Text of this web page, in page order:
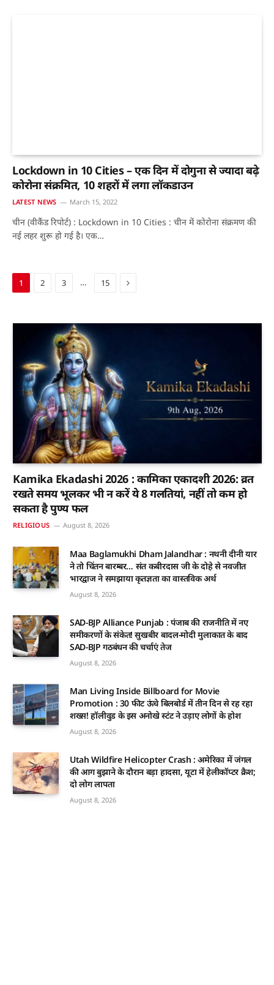
Lockdown in 10 Cities – एक दिन में दोगुना से ज्यादा बढ़े
कोरोना संक्रमित, 10 शहरों में लगा लॉकडाउन
LATEST NEWS March 15, 2022
चीन (वीकैंड रिपोर्ट) : Lockdown in 10 Cities : चीन में कोरोना संक्रमण की
नई लहर शुरू हो गई है। एक…
1 2 3 … 15 Next
Kamika Ekadashi 2026 : कामिका एकादशी 2026: व्रत
रखते समय भूलकर भी न करें ये 8 गलतियां, नहीं तो कम हो
सकता है पुण्य फल
RELIGIOUS August 8, 2026
Maa Baglamukhi Dham Jalandhar : नथनी दीनी यार
ने तो चिंतन बारम्बर… संत कबीरदास जी के दोहे से नवजीत
भारद्वाज ने समझाया कृतज्ञता का वास्तविक अर्थ
August 8, 2026
SAD-BJP Alliance Punjab : पंजाब की राजनीति में नए
समीकरणों के संकेत! सुखबीर बादल-मोदी मुलाकात के बाद
SAD-BJP गठबंधन की चर्चाएं तेज
August 8, 2026
Man Living Inside Billboard for Movie
Promotion : 30 फीट ऊंचे बिलबोर्ड में तीन दिन से रह रहा
शख्स! हॉलीवुड के इस अनोखे स्टंट ने उड़ाए लोगों के होश
August 8, 2026
Utah Wildfire Helicopter Crash : अमेरिका में जंगल
की आग बुझाने के दौरान बड़ा हादसा, यूटा में हेलीकॉप्टर क्रैश;
दो लोग लापता
August 8, 2026